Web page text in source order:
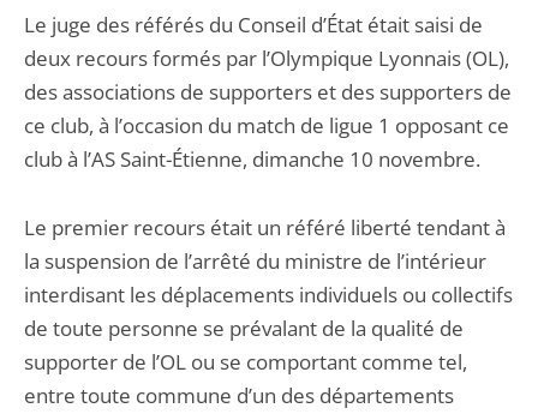
Le juge des référés du Conseil d’État était saisi de
deux recours formés par l’Olympique Lyonnais (OL),
des associations de supporters et des supporters de
ce club, à l’occasion du match de ligue 1 opposant ce
club à l’AS Saint-Étienne, dimanche 10 novembre.
Le premier recours était un référé liberté tendant à
la suspension de l’arrêté du ministre de l’intérieur
interdisant les déplacements individuels ou collectifs
de toute personne se prévalant de la qualité de
supporter de l’OL ou se comportant comme tel,
entre toute commune d’un des départements